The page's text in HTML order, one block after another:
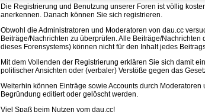
Die Registrierung und Benutzung unserer Foren ist völlig
anerkennen. Danach können Sie sich registrieren.
Obwohl die Administratoren und Moderatoren von dau.cc
Beiträge/Nachrichten zu überprüfen. Alle Beiträge/
dieses Forensystems) können nicht für den Inhalt jedes
Mit dem Vollenden der Registrierung erklären Sie sich damit
politischer Ansichten oder (verbaler) Verstöße gegen das
Weiterhin können Einträge sowie Accounts durch
Begründung editiert oder gelöscht werden.
Viel Spaß beim Nutzen vom dau.cc!